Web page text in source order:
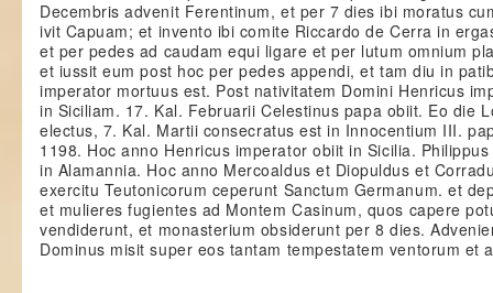
Decembris advenit Ferentinum, et per 7 dies ibi moratus
ivit Capuam; et invento ibi comite Riccardo de Cerra in
et per pedes ad caudam equi ligare et per lutum omnium
et iussit eum post hoc per pedes appendi, et tam diu in
imperator mortuus est. Post nativitatem Domini Henricus
in Siciliam. 17. Kal. Februarii Celestinus papa obiit. Eo die
electus, 7. Kal. Martii consecratus est in Innocentium III.
1198. Hoc anno Henricus imperator obiit in Sicilia.
in Alamannia. Hoc anno Mercoaldus et Diopuldus et
exercitu Teutonicorum ceperunt Sanctum Germanum. et
et mulieres fugientes ad Montem Casinum, quos capere
vendiderunt, et monasterium obsiderunt per 8 dies.
Dominus misit super eos tantam tempestatem ventorum et